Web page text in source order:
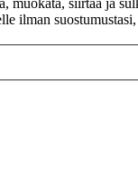
siirtää ja
ilman